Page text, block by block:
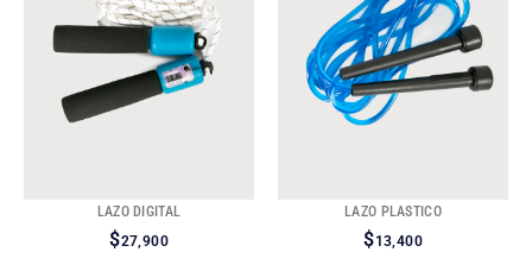
LAZO DIGITAL
$27,900
LAZO PLASTICO
$13,400